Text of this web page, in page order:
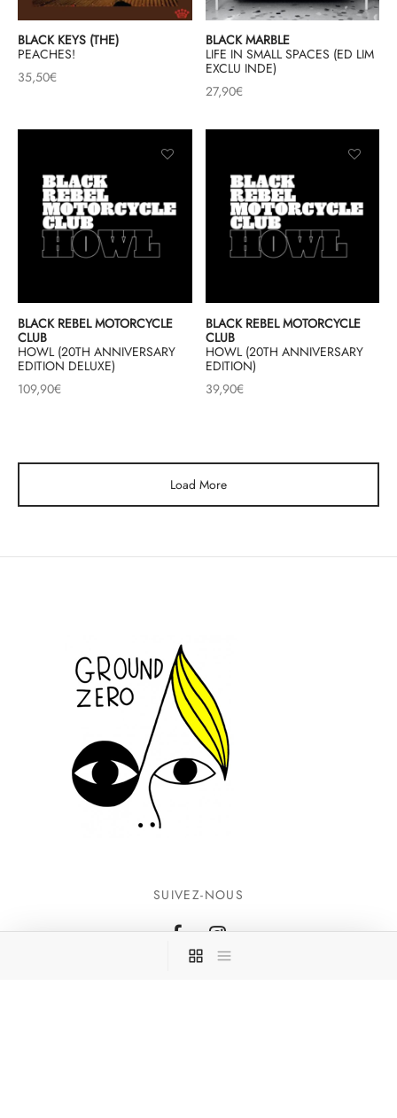
BLACK KEYS (THE)
PEACHES!
35,50€
BLACK MARBLE
LIFE IN SMALL SPACES (ED LIM
EXCLU INDE)
27,90€
BLACK REBEL MOTORCYCLE
CLUB
HOWL (20TH ANNIVERSARY
EDITION DELUXE)
109,90€
BLACK REBEL MOTORCYCLE
CLUB
HOWL (20TH ANNIVERSARY
EDITION)
39,90€
Load More
SUIVEZ-NOUS